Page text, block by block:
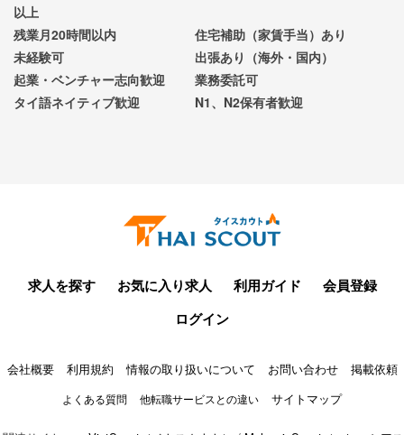
以上
残業月20時間以内
住宅補助（家賃手当）あり
未経験可
出張あり（海外・国内）
起業・ベンチャー志向歓迎
業務委託可
タイ語ネイティブ歓迎
N1、N2保有者歓迎
求人を探す お気に入り求人 利用ガイド
会員登録
ログイン
会社概要 利用規約 情報の取り扱いについて お問い合わせ 掲載依頼
よくある質問 他転職サービスとの違い サイトマップ